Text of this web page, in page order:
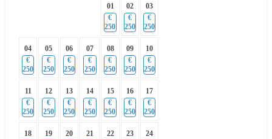
01
€
250
02
€
250
03
€
250
04
€
250
05
€
250
06
€
250
07
€
250
08
€
250
09
€
250
10
€
250
11
€
250
12
€
250
13
€
250
14
€
250
15
€
250
16
€
250
17
€
250
18
19
20
21
22
23
24